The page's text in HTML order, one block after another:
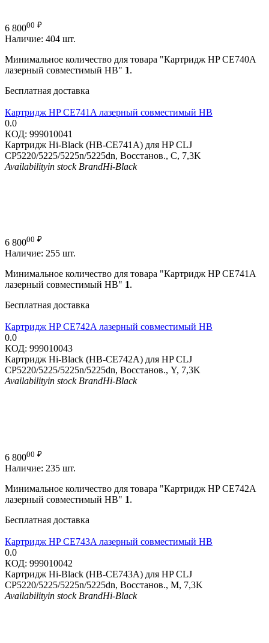
6 80000 ₽
Наличие: 404 шт.
Минимальное количество для товара "Картридж HP CE740A
лазерный совместимый HB" 1.
Бесплатная доставка
Картридж HP CE741A лазерный совместимый HB
0.0
КОД: 999010041
Картридж Hi-Black (HB-CE741A) для HP CLJ
CP5220/5225/5225n/5225dn, Восстанов., C, 7,3K
Availabilityin stock BrandHi-Black
6 80000 ₽
Наличие: 255 шт.
Минимальное количество для товара "Картридж HP CE741A
лазерный совместимый HB" 1.
Бесплатная доставка
Картридж HP CE742A лазерный совместимый HB
0.0
КОД: 999010043
Картридж Hi-Black (HB-CE742A) для HP CLJ
CP5220/5225/5225n/5225dn, Восстанов., Y, 7,3K
Availabilityin stock BrandHi-Black
6 80000 ₽
Наличие: 235 шт.
Минимальное количество для товара "Картридж HP CE742A
лазерный совместимый HB" 1.
Бесплатная доставка
Картридж HP CE743A лазерный совместимый HB
0.0
КОД: 999010042
Картридж Hi-Black (HB-CE743A) для HP CLJ
CP5220/5225/5225n/5225dn, Восстанов., M, 7,3K
Availabilityin stock BrandHi-Black